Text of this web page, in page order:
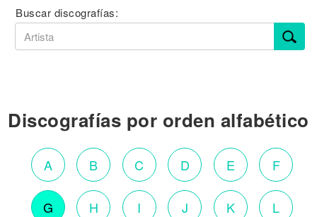
Buscar discografías:
Discografías por orden alfabético
A B C D E F
G H I J K L